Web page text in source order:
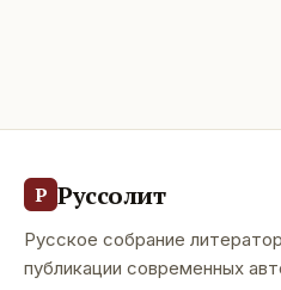
Р Руссолит
Русское собрание
публикации современных